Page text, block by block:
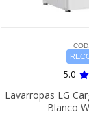
5.0
Lavarropas LG
Blanco